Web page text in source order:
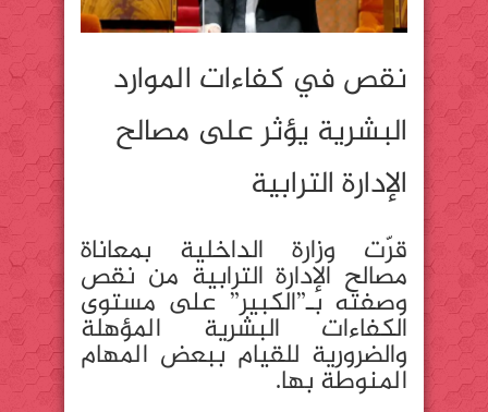
نقص في كفاءات الموارد
البشرية يؤثر على مصالح
الإدارة الترابية
قرّت وزارة الداخلية بمعاناة
مصالح الإدارة الترابية من نقص
وصفته بـ”الكبير” على مستوى
الكفاءات البشرية المؤهلة
والضرورية للقيام ببعض المهام
المنوطة بها.